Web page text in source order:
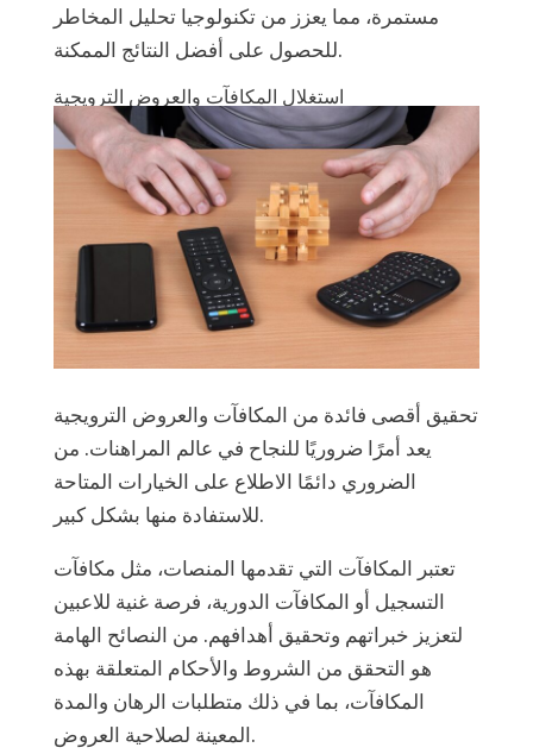
مستمرة، مما يعزز من تكنولوجيا تحليل المخاطر
للحصول على أفضل النتائج الممكنة.
استغلال المكافآت والعروض الترويجية
تحقيق أقصى فائدة من المكافآت والعروض الترويجية
يعد أمرًا ضروريًا للنجاح في عالم المراهنات. من
الضروري دائمًا الاطلاع على الخيارات المتاحة
للاستفادة منها بشكل كبير.
تعتبر المكافآت التي تقدمها المنصات، مثل مكافآت
التسجيل أو المكافآت الدورية، فرصة غنية للاعبين
لتعزيز خبراتهم وتحقيق أهدافهم. من النصائح الهامة
هو التحقق من الشروط والأحكام المتعلقة بهذه
المكافآت، بما في ذلك متطلبات الرهان والمدة
المعينة لصلاحية العروض.